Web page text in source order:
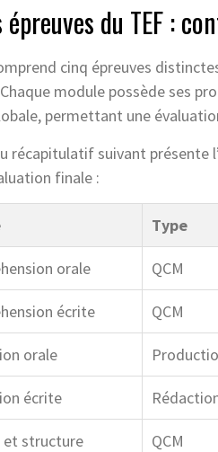
épreuves du TEF :
cinq épreuves
module possède ses
permettant une
récapitulatif suivant présente
finale :
Type
orale QCM
écrite QCM
orale
écrite
et structure QCM